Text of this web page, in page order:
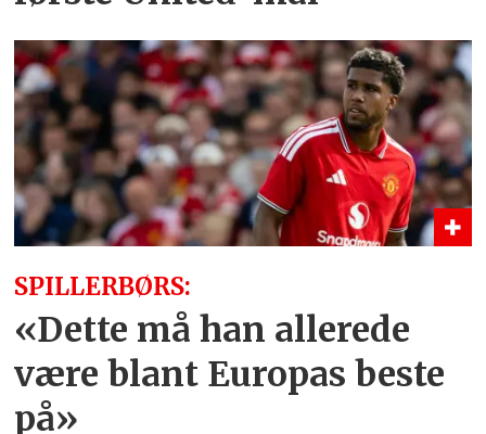
SPILLERBØRS:
«Dette må han allerede
være blant Europas beste
på»